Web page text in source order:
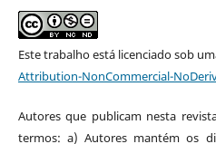
Este trabalho está licenciado sob
Attribution-NonCommercial-
Autores que publicam nesta
termos: a) Autores mantém os